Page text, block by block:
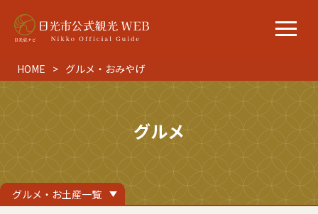
HOME グルメ・おみやげ
グルメ
グルメ・お土産一覧